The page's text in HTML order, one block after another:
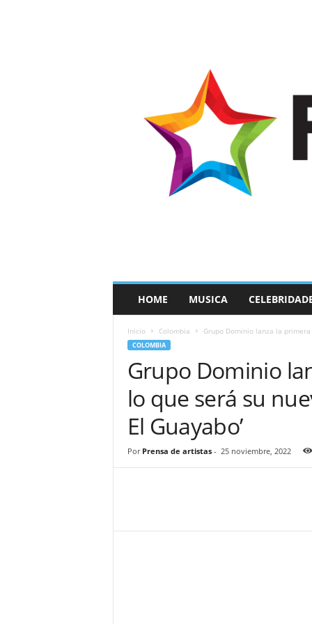
a
HOME MUSICA
Inicio Colombia Grupo Dominio lanza la
COLOMBIA
Grupo Dominio
lo que será su
El Guayabo’
Por Prensa de artistas- 25 noviembre, 2022